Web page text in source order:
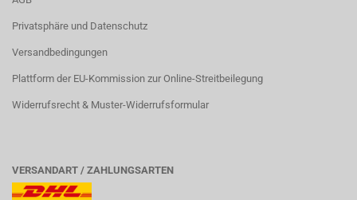
Privatsphäre und Datenschutz
Versandbedingungen
Plattform der EU-Kommission zur Online-Streitbeilegung
Widerrufsrecht & Muster-Widerrufsformular
VERSANDART / ZAHLUNGSARTEN